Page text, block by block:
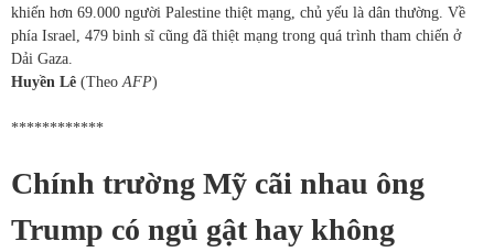
khiến hơn 69.000 người Palestine thiệt mạng, chủ yếu là dân thường. Về
phía Israel, 479 binh sĩ cũng đã thiệt mạng trong quá trình tham chiến ở
Dải Gaza.
Huyền Lê (TheoAFP)
************
Chính trường Mỹ cãi nhau ông
Trump có ngủ gật hay không